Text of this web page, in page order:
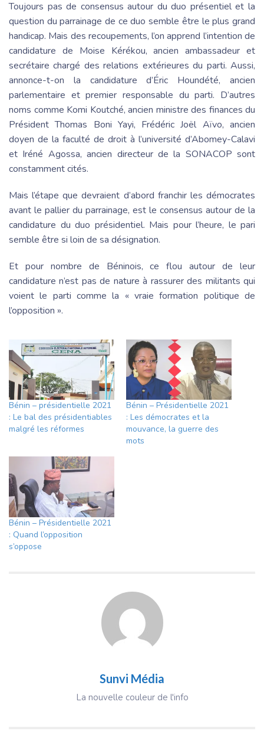
Toujours pas de consensus autour du duo présentiel et la
question du parrainage de ce duo semble être le plus grand
handicap. Mais des recoupements, l’on apprend l’intention de
candidature de Moise Kérékou, ancien ambassadeur et
secrétaire chargé des relations extérieures du parti. Aussi,
annonce-t-on la candidature d’Éric Houndété, ancien
parlementaire et premier responsable du parti. D’autres
noms comme Komi Koutché, ancien ministre des finances du
Président Thomas Boni Yayi, Frédéric Joël Aïvo, ancien
doyen de la faculté de droit à l’université d’Abomey-Calavi
et Iréné Agossa, ancien directeur de la SONACOP sont
constamment cités.
Mais l’étape que devraient d’abord franchir les démocrates
avant le pallier du parrainage, est le consensus autour de la
candidature du duo présidentiel. Mais pour l’heure, le pari
semble être si loin de sa désignation.
Et pour nombre de Béninois, ce flou autour de leur
candidature n’est pas de nature à rassurer des militants qui
voient le parti comme la « vraie formation politique de
l’opposition ».
Bénin – présidentielle 2021
: Le bal des présidentiables
malgré les réformes
Bénin – Présidentielle 2021
: Les démocrates et la
mouvance, la guerre des
mots
Bénin – Présidentielle 2021
: Quand l’opposition
s’oppose
Sunvi Média
La nouvelle couleur de l'info